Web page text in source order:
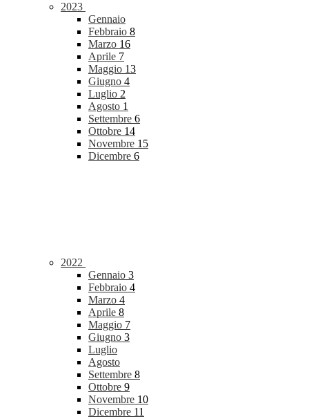
2023
Gennaio
Febbraio 8
Marzo 16
Aprile 7
Maggio 13
Giugno 4
Luglio 2
Agosto 1
Settembre 6
Ottobre 14
Novembre 15
Dicembre 6
2022
Gennaio 3
Febbraio 4
Marzo 4
Aprile 8
Maggio 7
Giugno 3
Luglio
Agosto
Settembre 8
Ottobre 9
Novembre 10
Dicembre 11